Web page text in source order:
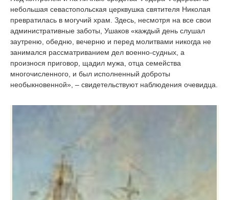
небольшая севастопольская церквушка святителя Николая
превратилась в могучий храм. Здесь, несмотря на все свои
административные заботы, Ушаков «каждый день слушал
заутреню, обедню, вечерню и перед молитвами никогда не
занимался рассматриванием дел военно-судных, а
произнося приговор, щадил мужа, отца семейства
многочисленного, и был исполненный доброты
необыкновенной», – свидетельствуют наблюдения очевидца.